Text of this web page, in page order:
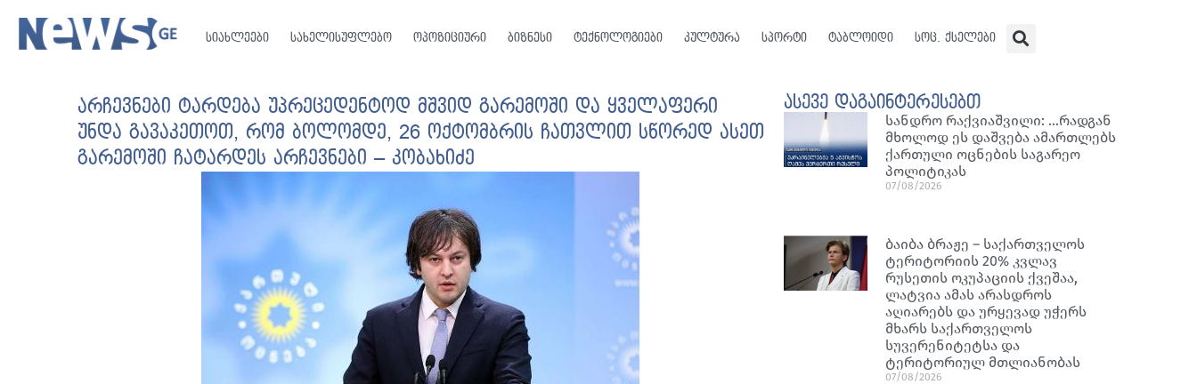
სიახლეები სახელისუფლებო ოპოზიციური ბიზნესი ტექნოლოგიები კულტურა სპორტი ტაბლოიდი სოც. ქსელები
არჩევნები ტარდება უპრეცედენტოდ მშვიდ გარემოში და ყველაფერი
უნდა გავაკეთოთ, რომ ბოლომდე, 26 ოქტომბრის ჩათვლით სწორედ ასეთ
გარემოში ჩატარდეს არჩევნები – კობახიძე
ასევე დაგაინტერესებთ
სანდრო რაქვიაშვილი: …რადგან
მხოლოდ ეს დაშვება ამართლებს
ქართული ოცნების საგარეო
პოლიტიკას
07/08/2026
ბაიბა ბრაჟე – საქართველოს
ტერიტორიის 20% კვლავ
რუსეთის ოკუპაციის ქვეშაა,
ლატვია ამას არასდროს
აღიარებს და ურყევად უჭერს
მხარს საქართველოს
სუვერენიტეტსა და
ტერიტორიულ მთლიანობას
07/08/2026